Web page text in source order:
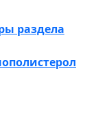
раздела